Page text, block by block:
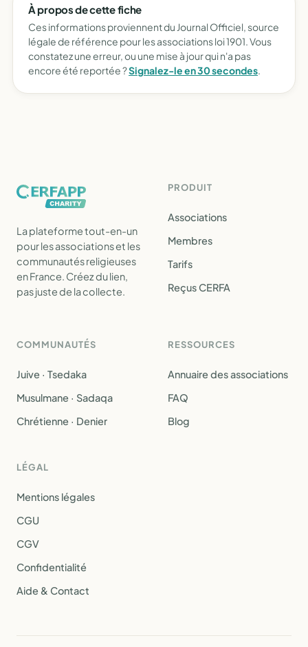
À propos de cette fiche
Ces informations proviennent du Journal Officiel, source
légale de référence pour les associations loi 1901. Vous
constatez une erreur, ou une mise à jour qui n'a pas
encore été reportée ?Signalez-le en 30 secondes.
La plateforme tout-en-un
pour les associations et les
communautés religieuses
en France. Créez du lien,
pas juste de la collecte.
PRODUIT
Associations
Membres
Tarifs
Reçus CERFA
COMMUNAUTÉS
Juive · Tsedaka
Musulmane · Sadaqa
Chrétienne · Denier
RESSOURCES
Annuaire des associations
FAQ
Blog
LÉGAL
Mentions légales
CGU
CGV
Confidentialité
Aide & Contact